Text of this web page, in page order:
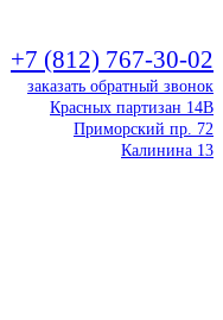
+7 (812) 767-30-02
заказать обратный звонок
Красных партизан 14В
Приморский пр. 72
Калинина 13